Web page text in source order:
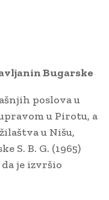
Bugarske
poslova u
u Pirotu, a
u Nišu,
S. B. G. (1965)
je izvršio